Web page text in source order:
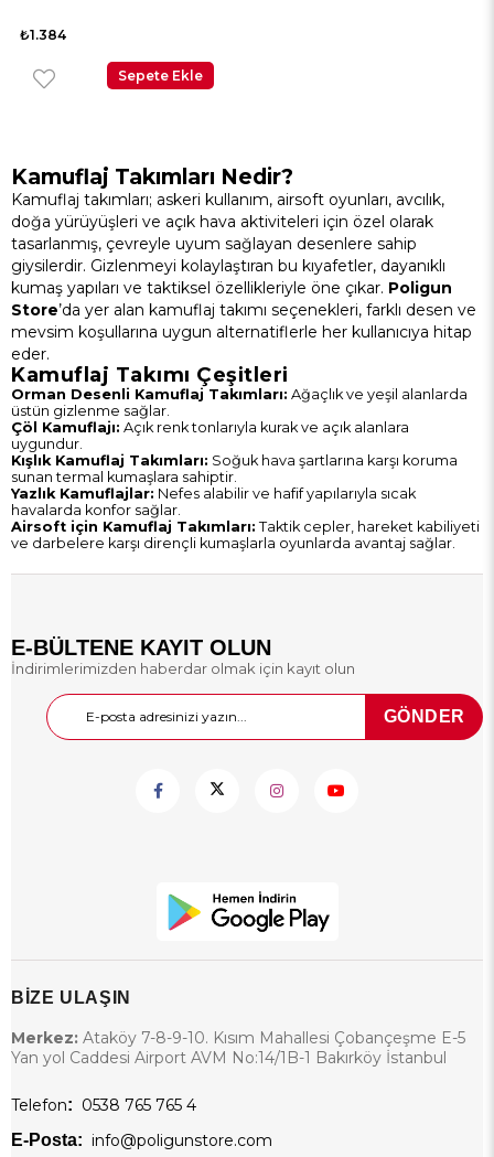
₺1.384
Sepete Ekle
Kamuflaj Takımları Nedir?
Kamuflaj takımları; askeri kullanım, airsoft oyunları, avcılık,
doğa yürüyüşleri ve açık hava aktiviteleri için özel olarak
tasarlanmış, çevreyle uyum sağlayan desenlere sahip
giysilerdir. Gizlenmeyi kolaylaştıran bu kıyafetler, dayanıklı
kumaş yapıları ve taktiksel özellikleriyle öne çıkar. Poligun
Store’da yer alan kamuflaj takımı seçenekleri, farklı desen ve
mevsim koşullarına uygun alternatiflerle her kullanıcıya hitap
eder.
Kamuflaj Takımı Çeşitleri
Orman Desenli Kamuflaj Takımları: Ağaçlık ve yeşil alanlarda
üstün gizlenme sağlar.
Çöl Kamuflajı: Açık renk tonlarıyla kurak ve açık alanlara
uygundur.
Kışlık Kamuflaj Takımları: Soğuk hava şartlarına karşı koruma
sunan termal kumaşlara sahiptir.
Yazlık Kamuflajlar: Nefes alabilir ve hafif yapılarıyla sıcak
havalarda konfor sağlar.
Airsoft için Kamuflaj Takımları: Taktik cepler, hareket kabiliyeti
ve darbelere karşı dirençli kumaşlarla oyunlarda avantaj sağlar.
outdoor meraklıları için uygun fiyatlı ve kaliteli seçenekler
mevcuttur.
Kamuflaj Takımı Seçerken Nelere Dikkat
Edilmeli?
Doğru kamuflaj takımını seçmek için; kullanım amacı,
alınmalıdır. Avcılık ve doğa faaliyetleri için çevreye uygun
desenler; airsoft ve operasyonel kullanım için ise dayanıklılık
Kamuflaj kıyafetleri kategorimizde; en yeni desenler,
sezonluk seçenekler ve kullanıcı dostu tasarımlar sizleri
bekliyor. Dayanıklı, rahat ve işlevsel kamuflaj takımlarıyla açık
alanlarda fark yaratmak için şimdiPoligun Store’u ziyaret
E-BÜLTENE KAYIT OLUN
İndirimlerimizden haberdar olmak için kayıt olun
GÖNDER
BİZE ULAŞIN
Merkez: Ataköy 7-8-9-10. Kısım Mahallesi Çobançeşme E-5
Yan yol Caddesi Airport AVM No:14/1B-1 Bakırköy İstanbul
Telefon: 0538 765 765 4
E-Posta: info@poligunstore.com